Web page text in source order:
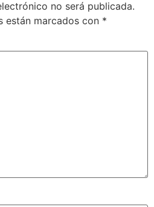
no será publicada.
están marcados con *